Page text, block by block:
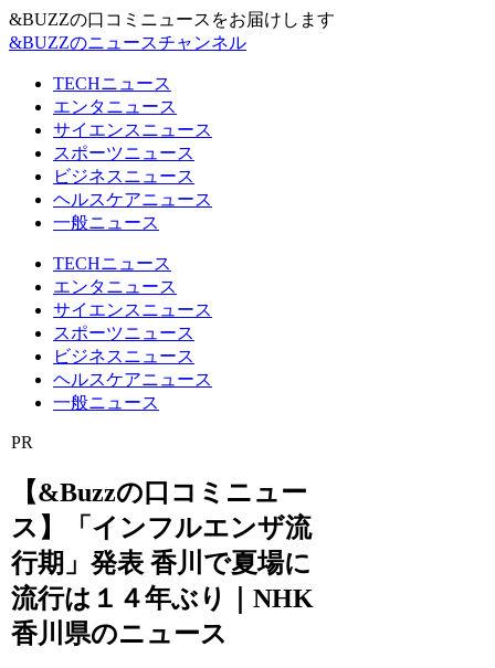
&BUZZの口コミニュースをお届けします
&BUZZのニュースチャンネル
TECHニュース
エンタニュース
サイエンスニュース
スポーツニュース
ビジネスニュース
ヘルスケアニュース
一般ニュース
TECHニュース
エンタニュース
サイエンスニュース
スポーツニュース
ビジネスニュース
ヘルスケアニュース
一般ニュース
PR
【&Buzzの口コミニュー
ス】「インフルエンザ流
行期」発表 香川で夏場に
流行は１４年ぶり｜NHK
香川県のニュース